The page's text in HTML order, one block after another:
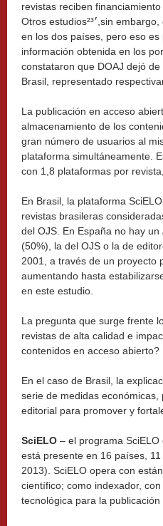
revistas reciben
Otros estudios²׳³,sin embargo, obtuvieron diferentes valores para el porcentaje de acceso abierto
en los dos países, pero eso
información obtenida en los
constataron que DOAJ dejó
Brasil, representado
La publicación en acceso
almacenamiento de los
gran número de usuarios al
plataforma simultáneamente.
con 1,8 plataformas por
En Brasil, la plataforma
revistas brasileras
del OJS. En España no hay un
(50%), la del OJS o la de
2001, a través de un proyecto
aumentando hasta
en este estudio.
La pregunta que surge frente
revistas de alta calidad e
contenidos en acceso abierto?
En el caso de Brasil, la
serie de medidas
editorial para promover y
SciELO – el programa
está presente en 16 países,
2013). SciELO opera con
científico; como indexador,
tecnológica para la